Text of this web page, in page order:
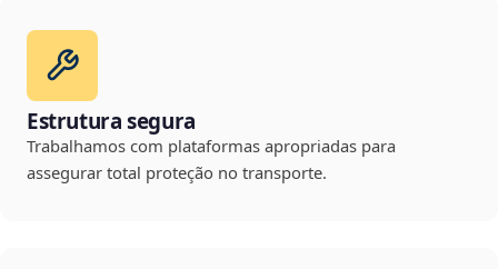
Estrutura segura
Trabalhamos com plataformas apropriadas para
assegurar total proteção no transporte.